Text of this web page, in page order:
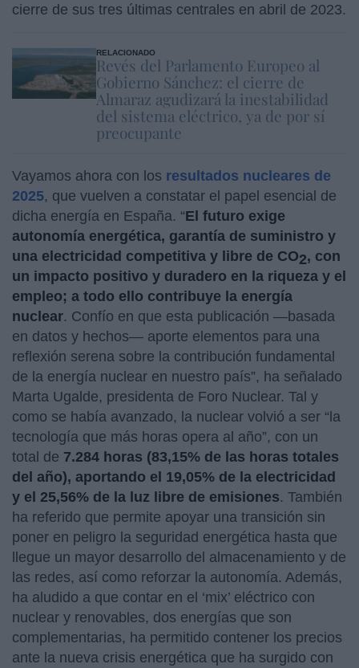
cierre de sus tres últimas centrales en abril de 2023.
RELACIONADO
Revés del Parlamento Europeo al
Gobierno Sánchez: el cierre de
Almaraz agudizará la inestabilidad
del sistema eléctrico, ya de por sí
preocupante
Vayamos ahora con los resultados nucleares de
2025, que vuelven a constatar el papel esencial de
dicha energía en España. “El futuro exige
autonomía energética, garantía de suministro y
una electricidad competitiva y libre de CO2, con
un impacto positivo y duradero en la riqueza y el
empleo; a todo ello contribuye la energía
nuclear. Confío en que esta publicación —basada
en datos y hechos— aporte elementos para una
reflexión serena sobre la contribución fundamental
de la energía nuclear en nuestro país”, ha señalado
Marta Ugalde, presidenta de Foro Nuclear. Tal y
como se había avanzado, la nuclear volvió a ser “la
tecnología que más horas opera al año”, con un
total de 7.284 horas (83,15% de las horas totales
del año), aportando el 19,05% de la electricidad
y el 25,56% de la luz libre de emisiones. También
ha referido que permite apoyar una transición sin
poner en peligro la seguridad energética hasta que
llegue un mayor desarrollo del almacenamiento y de
las redes, así como reforzar la autonomía. Además,
ha aludido a que contar en el ‘mix’ eléctrico con
nuclear y renovables, dos energías que son
complementarias, ha permitido contener los precios
ante la nueva crisis energética que ha surgido con